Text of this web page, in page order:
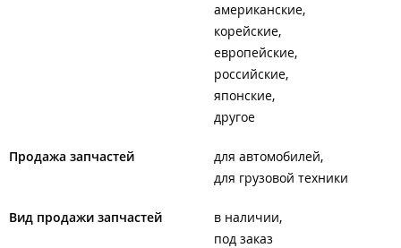
американские
корейские
европейские
российские
японские
другое
Продажа запчастей
для автомобилей
для грузовой техники
Вид продажи запчастей
в наличии
под заказ